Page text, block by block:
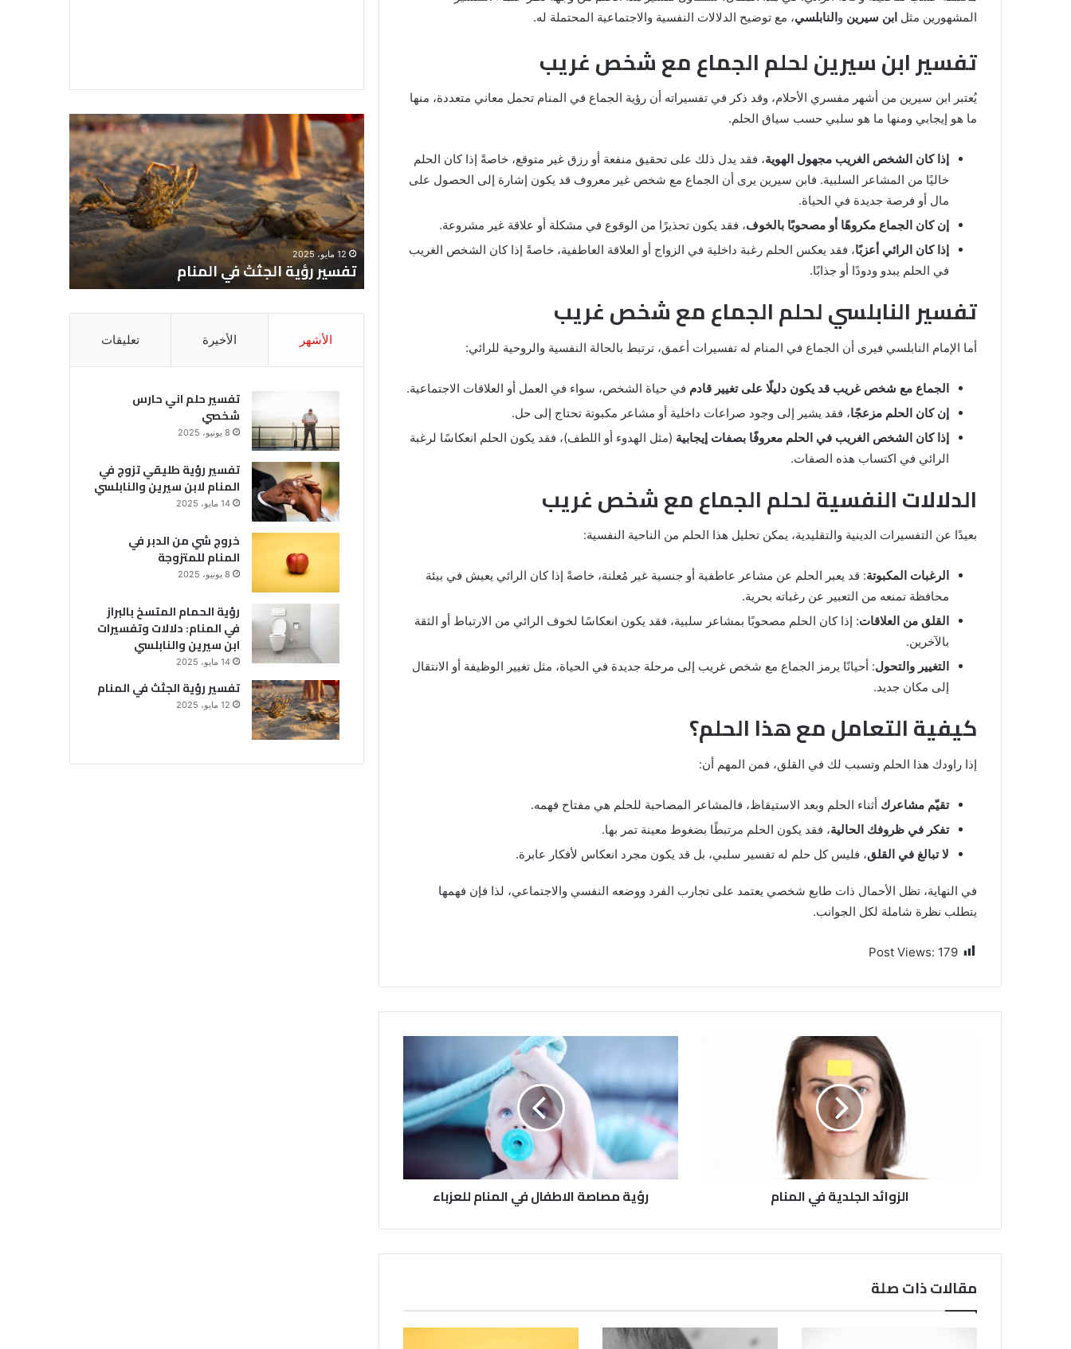
المشهورين مثل ابن سيرين والنابلسي، مع توضيح الدلالات النفسية والاجتماعية المحتملة له.
تفسير ابن سيرين لحلم الجماع مع شخص غريب
يُعتبر ابن سيرين من أشهر مفسري الأحلام، وقد ذكر في تفسيراته أن رؤية الجماع في المنام تحمل معاني متعددة، منها
ما هو إيجابي ومنها ما هو سلبي حسب سياق الحلم.
إذا كان الشخص الغريب مجهول الهوية، فقد يدل ذلك على تحقيق منفعة أو رزق غير متوقع، خاصةً إذا كان الحلم
خاليًا من المشاعر السلبية. فابن سيرين يرى أن الجماع مع شخص غير معروف قد يكون إشارة إلى الحصول على
مال أو فرصة جديدة في الحياة.
إن كان الجماع مكروهًا أو مصحوبًا بالخوف، فقد يكون تحذيرًا من الوقوع في مشكلة أو علاقة غير مشروعة.
إذا كان الرائي أعزبًا، فقد يعكس الحلم رغبة داخلية في الزواج أو العلاقة العاطفية، خاصةً إذا كان الشخص الغريب
في الحلم يبدو ودودًا أو جذابًا.
تفسير النابلسي لحلم الجماع مع شخص غريب
أما الإمام النابلسي فيرى أن الجماع في المنام له تفسيرات أعمق، ترتبط بالحالة النفسية والروحية للرائي:
الجماع مع شخص غريب قد يكون دليلًا على تغيير قادم في حياة الشخص، سواء في العمل أو العلاقات الاجتماعية.
إن كان الحلم مزعجًا، فقد يشير إلى وجود صراعات داخلية أو مشاعر مكبوتة تحتاج إلى حل.
إذا كان الشخص الغريب في الحلم معروفًا بصفات إيجابية (مثل الهدوء أو اللطف)، فقد يكون الحلم انعكاسًا لرغبة
الرائي في اكتساب هذه الصفات.
الدلالات النفسية لحلم الجماع مع شخص غريب
بعيدًا عن التفسيرات الدينية والتقليدية، يمكن تحليل هذا الحلم من الناحية النفسية:
الرغبات المكبوتة: قد يعبر الحلم عن مشاعر عاطفية أو جنسية غير مُعلنة، خاصةً إذا كان الرائي يعيش في بيئة
محافظة تمنعه من التعبير عن رغباته بحرية.
القلق من العلاقات: إذا كان الحلم مصحوبًا بمشاعر سلبية، فقد يكون انعكاسًا لخوف الرائي من الارتباط أو الثقة
بالآخرين.
التغيير والتحول: أحيانًا يرمز الجماع مع شخص غريب إلى مرحلة جديدة في الحياة، مثل تغيير الوظيفة أو الانتقال
إلى مكان جديد.
كيفية التعامل مع هذا الحلم؟
إذا راودك هذا الحلم وتسبب لك في القلق، فمن المهم أن:
تقيّم مشاعرك أثناء الحلم وبعد الاستيقاظ، فالمشاعر المصاحبة للحلم هي مفتاح فهمه.
تفكر في ظروفك الحالية، فقد يكون الحلم مرتبطًا بضغوط معينة تمر بها.
لا تبالغ في القلق، فليس كل حلم له تفسير سلبي، بل قد يكون مجرد انعكاس لأفكار عابرة.
في النهاية، تظل الأحمال ذات طابع شخصي يعتمد على تجارب الفرد ووضعه النفسي والاجتماعي، لذا فإن فهمها
يتطلب نظرة شاملة لكل الجوانب.
Post Views: 179
الزوائد الجلدية في المنام رؤية مصاصة الاطفال في المنام للعزباء
مقالات ذات صلة
خروج
من
في
المنام
للمتزوجة
8 يونيو، 2025
خروج شي من الدبر في المنام للمتزوجة
المتسخ
في
دلالات
ابنرؤية الحمام المتسخ بالبراز في المنام:
تفسير
رؤية
الجثث
في
المنام
12 مايو، 2025
تفسير رؤية الجثث في المنام
تفسير
اني
حارس
شخصي
الأشهر الأخيرة تعليقات
تفسير حلم اني حارس
شخصي
8 يونيو، 2025
تفسير رؤية طليقي تزوج في
المنام لابن سيرين والنابلسي
14 مايو، 2025
خروج شي من الدبر في
المنام للمتزوجة
8 يونيو، 2025
رؤية الحمام المتسخ بالبراز
في المنام: دلالات وتفسيرات
ابن سيرين والنابلسي
14 مايو، 2025
تفسير رؤية الجثث في المنام
12 مايو، 2025